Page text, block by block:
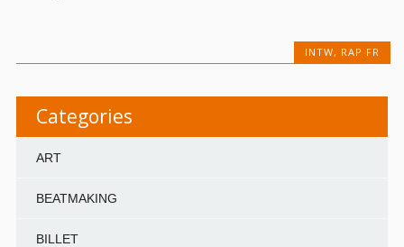
INTW, RAP FR
Categories
ART
BEATMAKING
BILLET